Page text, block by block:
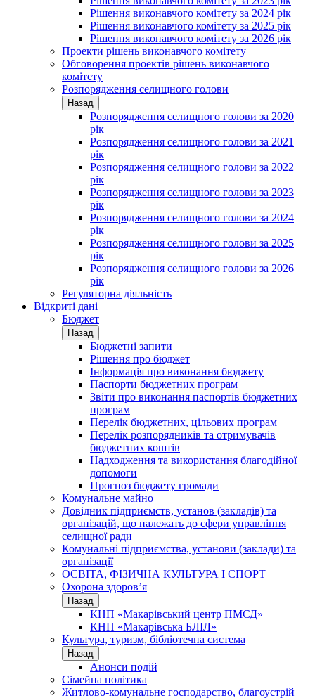
Рішення виконавчого комітету за 2024 рік
Рішення виконавчого комітету за 2025 рік
Рішення виконавчого комітету за 2026 рік
Проекти рішень виконавчого комітету
Обговорення проектів рішень виконавчого
комітету
Розпорядження селищного голови
Назад
Розпорядження селищного голови за 2020
рік
Розпорядження селищного голови за 2021
рік
Розпорядження селищного голови за 2022
рік
Розпорядження селищного голови за 2023
рік
Розпорядження селищного голови за 2024
рік
Розпорядження селищного голови за 2025
рік
Розпорядження селищного голови за 2026
рік
Регуляторна діяльність
Відкриті дані
Бюджет
Назад
Бюджетні запити
Рішення про бюджет
Інформація про виконання бюджету
Паспорти бюджетних програм
Звіти про виконання паспортів бюджетних
програм
Перелік бюджетних, цільових програм
Перелік розпорядників та отримувачів
бюджетних коштів
Надходження та використання благодійної
допомоги
Прогноз бюджету громади
Комунальне майно
Довідник підприємств, установ (закладів) та
організацій, що належать до сфери управління
селищної ради
Комунальні підприємства, установи (заклади) та
організації
ОСВІТА, ФІЗИЧНА КУЛЬТУРА І СПОРТ
Охорона здоров’я
Назад
КНП «Макарівський центр ПМСД»
КНП «Макарівська БЛІЛ»
Культура, туризм, бібліотечна система
Назад
Анонси подій
Сімейна політика
Житлово-комунальне господарство, благоустрій